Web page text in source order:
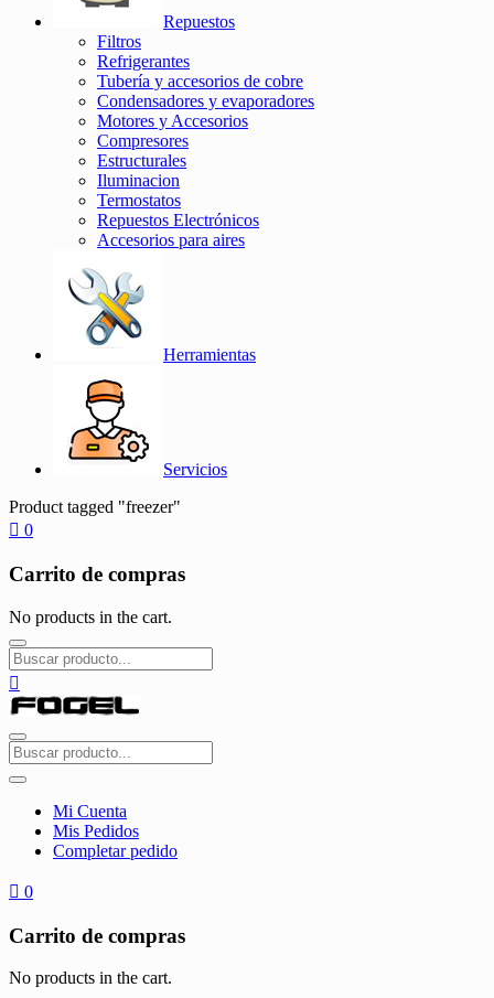
Repuestos
Filtros
Refrigerantes
Tubería y accesorios de cobre
Condensadores y evaporadores
Motores y Accesorios
Compresores
Estructurales
Iluminacion
Termostatos
Repuestos Electrónicos
Accesorios para aires
Herramientas
Servicios
Product tagged "freezer"
0
Carrito de compras
No products in the cart.
Mi Cuenta
Mis Pedidos
Completar pedido
0
Carrito de compras
No products in the cart.